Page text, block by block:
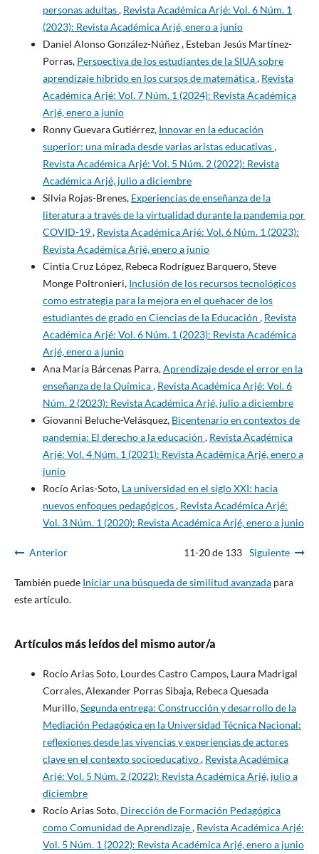
personas adultas, Revista Académica Arjé: Vol. 6 Núm. 1
(2023): Revista Académica Arjé, enero a junio
Daniel Alonso González-Núñez , Esteban Jesús Martínez-
Porras, Perspectiva de los estudiantes de la SIUA sobre
aprendizaje híbrido en los cursos de matemática, Revista
Académica Arjé: Vol. 7 Núm. 1 (2024): Revista Académica
Arjé, enero a junio
Ronny Guevara Gutiérrez, Innovar en la educación
superior: una mirada desde varias aristas educativas,
Revista Académica Arjé: Vol. 5 Núm. 2 (2022): Revista
Académica Arjé, julio a diciembre
Silvia Rojas-Brenes, Experiencias de enseñanza de la
literatura a través de la virtualidad durante la pandemia por
COVID-19, Revista Académica Arjé: Vol. 6 Núm. 1 (2023):
Revista Académica Arjé, enero a junio
Cintia Cruz López, Rebeca Rodríguez Barquero, Steve
Monge Poltronieri, Inclusión de los recursos tecnológicos
como estrategia para la mejora en el quehacer de los
estudiantes de grado en Ciencias de la Educación , Revista
Académica Arjé: Vol. 6 Núm. 1 (2023): Revista Académica
Arjé, enero a junio
Ana María Bárcenas Parra,Aprendizaje desde el error en la
enseñanza de la Química, Revista Académica Arjé: Vol. 6
Núm. 2 (2023): Revista Académica Arjé, julio a diciembre
Giovanni Beluche-Velásquez, Bicentenario en contextos de
pandemia: El derecho a la educación , Revista Académica
Arjé: Vol. 4 Núm. 1 (2021): Revista Académica Arjé, enero a
junio
Rocío Arias-Soto, La universidad en el siglo XXI: hacia
nuevos enfoques pedagógicos, Revista Académica Arjé:
Vol. 3 Núm. 1 (2020): Revista Académica Arjé, enero a junio
Anterior 11-20 de 133 Siguiente
También puede Iniciar una búsqueda de similitud avanzadapara
este artículo.
Artículos más leídos del mismo autor/a
Rocío Arias Soto, Lourdes Castro Campos, Laura Madrigal
Corrales, Alexander Porras Sibaja, Rebeca Quesada
Murillo,Segunda entrega: Construcción y desarrollo de la
Mediación Pedagógica en la Universidad Técnica Nacional:
reflexiones desde las vivencias y experiencias de actores
clave en el contexto socioeducativo, Revista Académica
Arjé: Vol. 5 Núm. 2 (2022): Revista Académica Arjé, julio a
diciembre
Rocío Arias Soto, Dirección de Formación Pedagógica
como Comunidad de Aprendizaje, Revista Académica Arjé:
Vol. 5 Núm. 1 (2022): Revista Académica Arjé, enero a junio